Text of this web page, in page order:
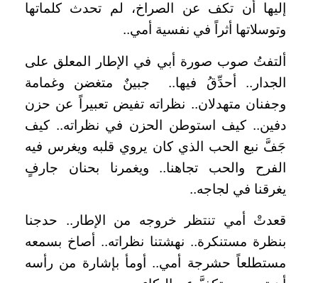
إليها أن تكف عن الصراخ، لم تحدث كلماتها
وتوسلاتها أثراً في نفسية أمي..
ألتفتُ صوب صورة أبي في الإطار المعلق على
الجدار.. أحدِّقُ فيها.. جبينٌ متغضن وغمامة
وجفنان متهدلان.. نظراته تفيض تعبيراً عن حزن
دفين.. كيف استوطن الحزن في نظراته.. كيف
جَفَّ نبع الحب الذي كان يروي قلبه ويغرس فيه
الفرح والحب تجاهنا.. ويغمرنا بحنان جارفٍ
يغرقنا في لجاجه..
قعدتْ أمي تنتظر خروجه من الإطار.. حدجنا
بنظرة مستنكرة.. نهشتنا نظراته.. أصاخ بسمعه
مستطلعاً حشرجة أمي.. أومأ بإشارة من رأسه